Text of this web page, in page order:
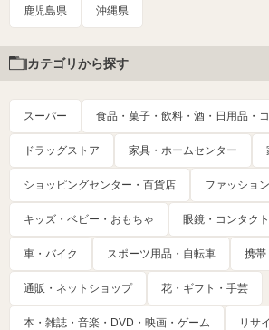
鹿児島県 沖縄県
カテゴリから探す
スーパー 食品・菓子・飲料・酒・日用品・
ドラッグストア 家具・ホームセンター
ショッピングセンター・百貨店 ファッション
キッズ・ベビー・おもちゃ 眼鏡・コンタク
車・バイク スポーツ用品・自転車 携帯
通販・ネットショップ 花・ギフト・手芸
本・雑誌・音楽・DVD・映画・ゲーム リサ